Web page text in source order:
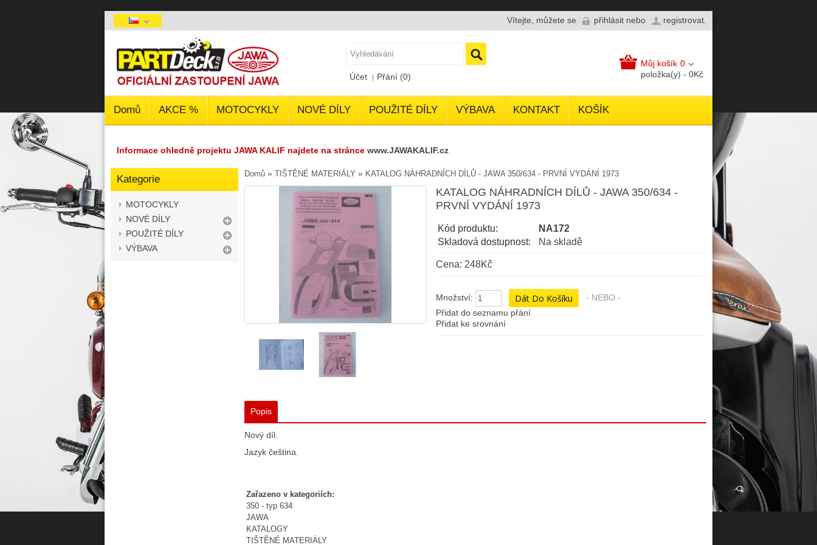
Vítejte, můžete se přihlásit nebo registrovat
Účet Přání (0)
Můj košík 0
položka(y) - 0Kč
Domů AKCE % MOTOCYKLY NOVÉ DÍLY POUŽITÉ DÍLY VÝBAVA KONTAKT KOŠÍK
Informace ohledně projektu JAWA KALIF najdete na stránce www.JAWAKALIF.cz
Kategorie
MOTOCYKLY
NOVÉ DÍLY
POUŽITÉ DÍLY
VÝBAVA
Domů » TIŠTĚNÉ MATERIÁLY » KATALOG NÁHRADNÍCH DÍLŮ - JAWA 350/634 - PRVNÍ VYDÁNÍ 1973
KATALOG NÁHRADNÍCH DÍLŮ - JAWA 350/634 -
PRVNÍ VYDÁNÍ 1973
Kód produktu:
NA172
Skladová dostupnost:
Na skladě
Cena: 248Kč
Množství:
- NEBO -
Přidat do seznamu přání
Přidat ke srovnání
Popis
Nový díl.
Jazyk čeština.
Zařazeno v kategoriích:
350 - typ 634
JAWA
KATALOGY
TIŠTĚNÉ MATERIÁLY